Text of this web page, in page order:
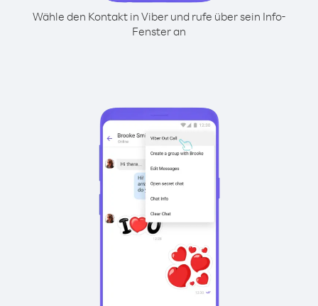
Wähle den Kontakt in Viber und rufe über sein Info-
Fenster an